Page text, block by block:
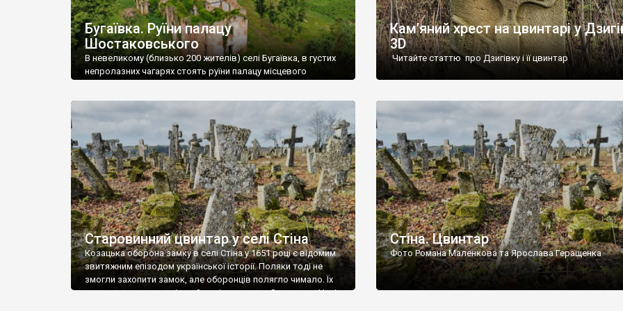
Бугаївка. Руїни палацу
Шостаковського
В невеликому (близько 200 жителів) селі Бугаївка, в густих
непролазних чагарях стоять руїни палацу місцевого
потім клуб, ще пізніше – гуртожиток. У 60-х роках минулого
століття тут розмістили туберкульозну лікарню. Коли із
палацу виїхала лікарня – ми точно не […]
Кам’яний хрест на цвинтарі у
3D
Читайте статтю про Дзигівку і її цвинтар
Старовинний цвинтар у селі Стіна
Козацька оборона замку в селі Стіна у 1651 році є відомим
звитяжним епізодом української історії. Поляки тоді не
змогли захопити замок, але оборонців полягло чимало. Їх
поховали на цвинтарі, який тоді називався Замковим. Нині
Стіна. Цвинтар
Фото Романа Маленкова та Ярослава Геращенка